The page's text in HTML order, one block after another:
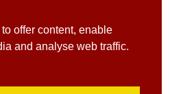
offer content, enable
and analyse web traffic.